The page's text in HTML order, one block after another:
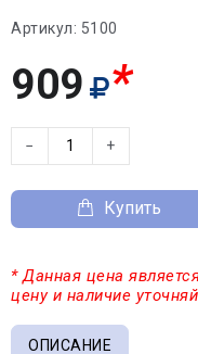
Артикул: 5100
909 *
− +
Купить
* Данная цена
цену и наличие
ОПИСАНИЕ